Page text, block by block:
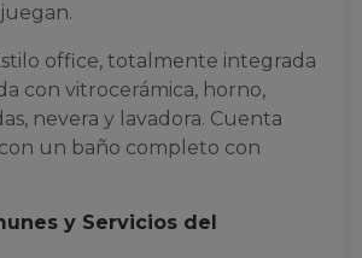
office, totalmente integrada
con vitrocerámica, horno,
nevera y lavadora. Cuenta
un baño completo con
y Servicios del